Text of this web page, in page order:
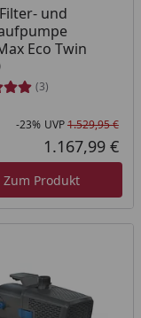
Preis
und
Eco Twin
(3)
-23% UVP1.529,95 €
1.167,99 €
Zum Produkt